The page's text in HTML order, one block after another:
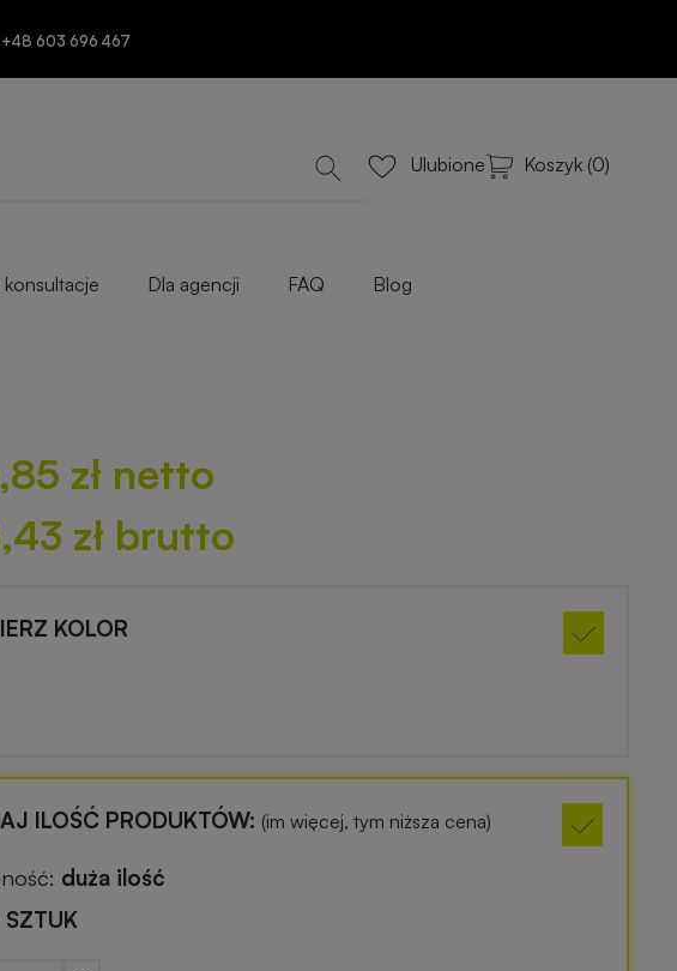
+48 603 696 467
Ulubione Koszyk (0)
Dla agencji FAQ Blog
zł netto
zł brutto
KOLOR
ILOŚĆ PRODUKTÓW: (im więcej, tym niższa cena)
duża ilość